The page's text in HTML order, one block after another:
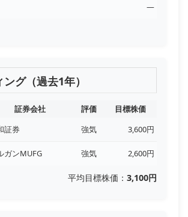
―
グ（過去1年）
証券会社 評価
目標株価
証券 強気 3,600円
ガンMUFG 強気 2,600円
平均目標株価： 3,100円